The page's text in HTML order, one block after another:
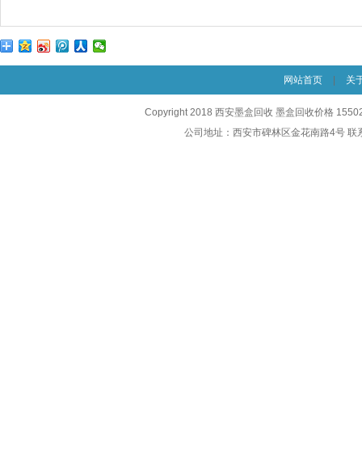
网站首页 关
Copyright 2018 西安墨盒回收 墨盒回收价格
公司地址：西安市碑林区金花南路4号